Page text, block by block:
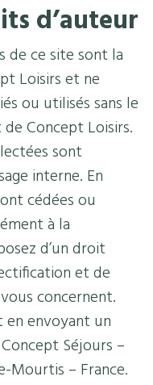
d’auteur
de ce site sont la
Loisirs et ne
ou utilisés sans le
Concept Loisirs.
sont
interne. En
cédées ou
à la
d’un droit
et de
concernent.
envoyant un
Séjours –
Mourtis – France.